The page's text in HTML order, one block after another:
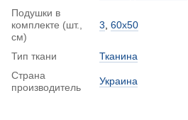
Подушки в
комплекте (шт.,
см)
3 60x50
Тип ткани
Тканина
Страна
производитель
Украина